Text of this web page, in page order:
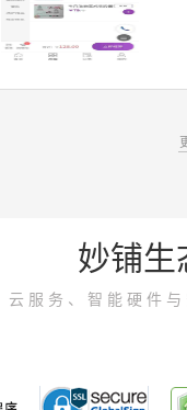
妙铺生
云服务、智能硬件